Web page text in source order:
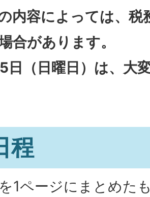
内容によっては、税
合があります。
日（日曜日）は、大
程
1ページにまとめた